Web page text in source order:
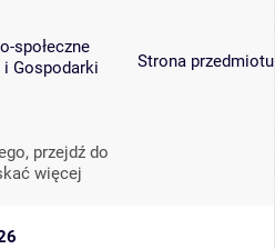
społeczne
i Gospodarki
przejdź do
więcej
Strona przedmiotu